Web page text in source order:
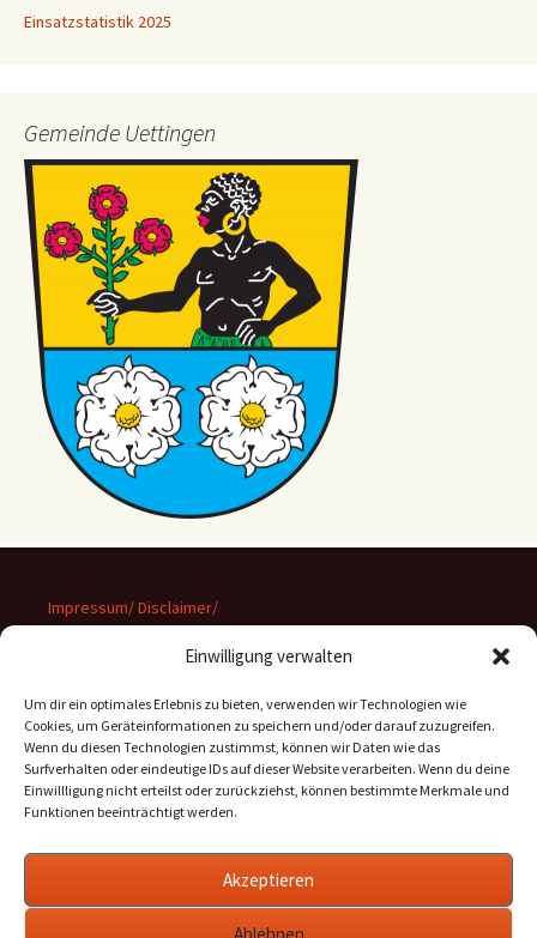
Einwilligung verwalten
Um dir ein optimales Erlebnis zu bieten, verwenden wir Technologien wie
Cookies, um Geräteinformationen zu speichern und/oder darauf zuzugreifen.
Wenn du diesen Technologien zustimmst, können wir Daten wie das
Surfverhalten oder eindeutige IDs auf dieser Website verarbeiten. Wenn du deine
Einwillligung nicht erteilst oder zurückziehst, können bestimmte Merkmale und
Funktionen beeinträchtigt werden.
Akzeptieren
Ablehnen
Einsatzstatistik 2025
Gemeinde Uettingen
Impressum/ Disclaimer/
Datenschutz
Suchen
nach: